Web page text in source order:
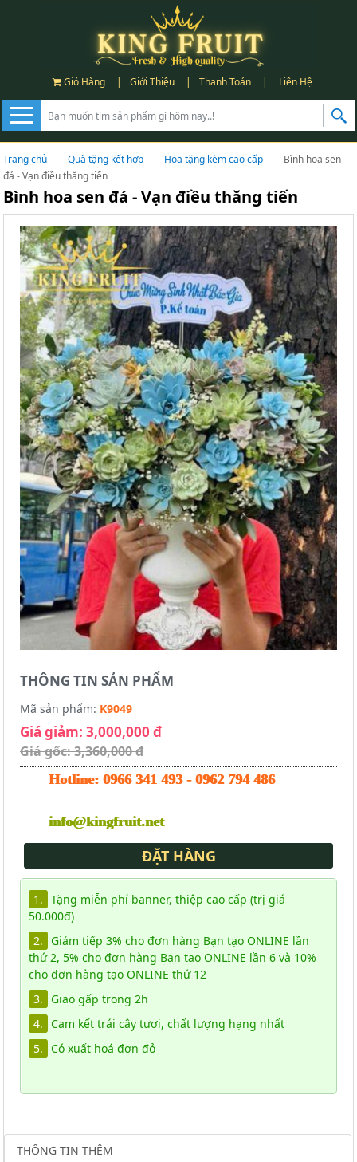
Giỏ Hàng | Giới Thiệu | Thanh Toán | Liên Hệ
Trang chủ Quà tặng kết hợp Hoa tặng kèm cao cấp
Bình hoa sen
đá - Vạn điều thăng tiến
Bình hoa sen đá - Vạn điều thăng tiến
THÔNG TIN SẢN PHẨM
Mã sản phẩm: K9049
Giá giảm: 3,000,000 đ
Giá gốc: 3,360,000 đ
Hotline: 0966 341 493 - 0962 794 486
info@kingfruit.net
ĐẶT HÀNG
1. Tặng miễn phí banner, thiệp cao cấp (trị giá
50.000đ)
2.
Giảm tiếp 3% cho đơn hàng Bạn tạo ONLINE lần
thứ 2, 5% cho đơn hàng Bạn tạo ONLINE lần 6 và 10%
cho đơn hàng tạo ONLINE thứ 12
3.
Giao gấp trong 2h
4.
Cam kết trái cây tươi, chất lượng hạng nhất
5.
Có xuất hoá đơn đỏ
THÔNG TIN THÊM